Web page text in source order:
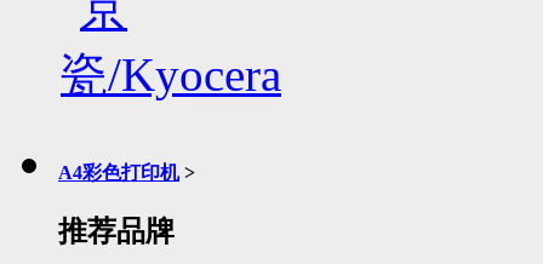
A4彩色打印机 >
推荐品牌